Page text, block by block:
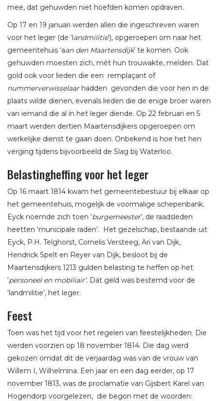
mee, dat gehuwden niet hoefden komen opdraven.
Op 17 en 19 januari werden allen die ingeschreven waren
voor het leger (de ‘landmilitie’), opgeroepen om naar het
gemeentehuis ‘aan den Maartensdijk’ te komen. Ook
gehuwden moesten zich, mèt hun trouwakte, melden. Dat
gold ook voor lieden die een remplaçant of
nummerverwisselaarhadden gevonden die voor hen in de
plaats wilde dienen, evenals lieden die de enige broer waren
van iemand die al in het leger diende. Op 22 februari en 5
maart werden dertien Maartensdijkers opgeroepen om
werkelijke dienst te gaan doen. Onbekend is hoe het hen
verging tijdens bijvoorbeeld de Slag bij Waterloo.
Belastingheffing voor het leger
Op 16 maart 1814 kwam het gemeentebestuur bij elkaar op
het gemeentehuis, mogelijk de voormalige schepenbank.
Eyck noemde zich toen ‘burgemeester’, de raadsleden
heetten ‘municipale raden’. Het gezelschap, bestaande uit
Eyck, P.H. Telghorst, Cornelis Versteeg, Ari van Dijk,
Hendrick Spelt en Reyer van Dijk, besloot bij de
Maartensdijkers 1213 gulden belasting te heffen op het
‘personeel en mobiliair’. Dat geld was bestemd voor de
‘landmilitie’, het leger.
Feest
Toen was het tijd voor het regelen van feestelijkheden. Die
werden voorzien op 18 november 1814. Die dag werd
gekozen omdat dit de verjaardag was van de vrouw van
Willem I, Wilhelmina. Een jaar en een dag eerder, op 17
november 1813, was de proclamatie van Gijsbert Karel van
Hogendorp voorgelezen, die begon met de woorden: